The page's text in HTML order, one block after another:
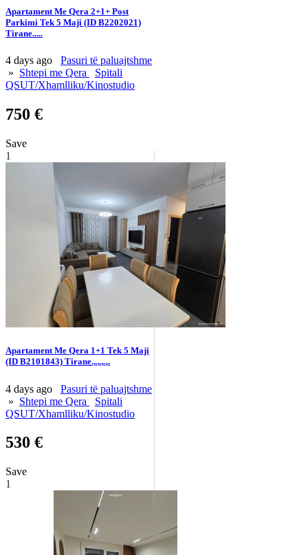
Apartament Me Qera 2+1+ Post
Parkimi Tek 5 Maji (ID B2202021)
Tirane.....
4 days ago
Pasuri të paluajtshme
» Shtepi me Qera
Spitali
QSUT/Xhamlliku/Kinostudio
750 €
Save
1
Apartament Me Qera 1+1 Tek 5 Maji
(ID B2101843) Tirane.,.,.,.,.
4 days ago
Pasuri të paluajtshme
» Shtepi me Qera
Spitali
QSUT/Xhamlliku/Kinostudio
530 €
Save
1